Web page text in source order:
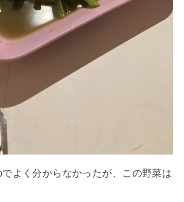
よく分からなかったが、この野菜は